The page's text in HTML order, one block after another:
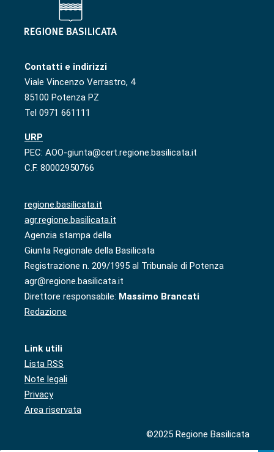
Contatti e indirizzi
Viale Vincenzo Verrastro, 4
85100 Potenza PZ
Tel 0971 661111
URP
PEC: AOO-giunta@cert.regione.basilicata.it
C.F. 80002950766
regione.basilicata.it
agr.regione.basilicata.it
Agenzia stampa della
Giunta Regionale della Basilicata
Registrazione n. 209/1995 al Tribunale di Potenza
agr@regione.basilicata.it
Direttore responsabile: Massimo Brancati
Redazione
Link utili
Lista RSS
Note legali
Privacy
Area riservata
©2025 Regione Basilicata